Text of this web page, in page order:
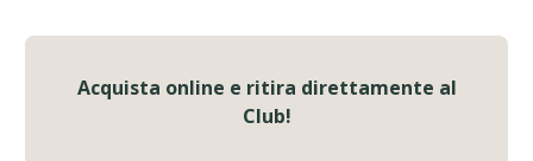
Acquista online e ritira direttamente al
Club!